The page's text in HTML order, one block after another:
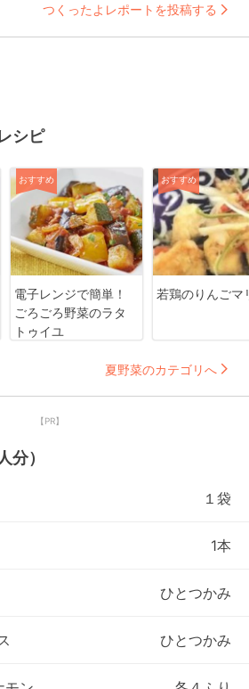
つくったよレポートを投稿する
シピ
おすすめ
電子レンジで簡単！
ごろごろ野菜のラタ
トゥイユ
おすすめ
若鶏のりんごマ
夏野菜のカテゴリへ
【PR】
分）
１袋
1本
ひとつかみ
ひとつかみ